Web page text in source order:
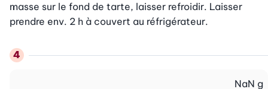
masse sur le fond de tarte, laisser refroidir. Laisser
prendre env. 2 h à couvert au réfrigérateur.
NaN g